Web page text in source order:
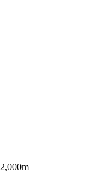
2,000m